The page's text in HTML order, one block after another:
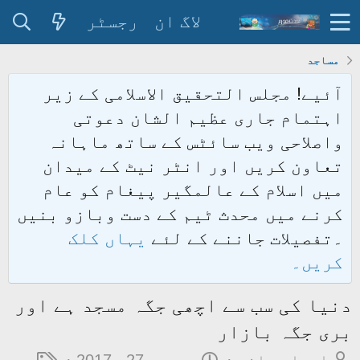
لاگ ان رجسٹر
مساجد
آئیے! مجلس التحقیق الاسلامی کے زیر
اہتمام جاری عظیم الشان دعوتی
واصلاحی ویب سائٹس کے ساتھ ماہانہ
تعاون کریں اور انٹر نیٹ کے میدان
میں اسلام کے عالمگیر پیغام کو عام
کرنے میں محدث ٹیم کے دست وبازو بنیں
۔تفصیلات جاننے کے لئے یہاں کلک
کریں۔
دنیا کی سب سے اچھی جگہ مسجد ہے اور
بری جگہ بازار